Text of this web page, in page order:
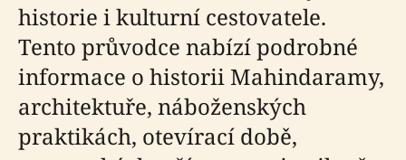
historie i kulturní cestovatele.
Tento průvodce nabízí podrobné
informace o historii Mahindaramy,
architektuře, náboženských
praktikách, otevírací době,